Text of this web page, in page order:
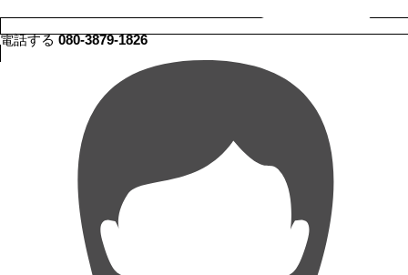
電話する080-3879-1826